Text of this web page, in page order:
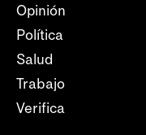
Opinión
Política
Salud
Trabajo
Verifica